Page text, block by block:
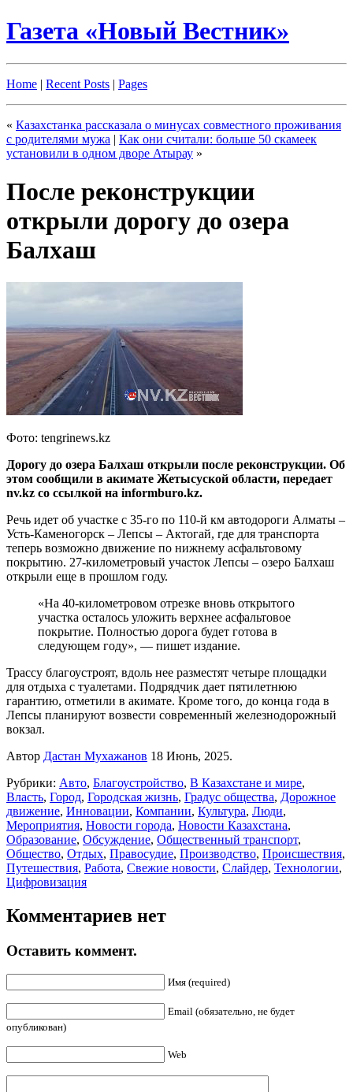
Газета «Новый Вестник»
Home | Recent Posts | Pages
« Казахстанка рассказала о минусах совместного проживания
с родителями мужа | Как они считали: больше 50 скамеек
установили в одном дворе Атырау »
После реконструкции
открыли дорогу до озера
Балхаш
Фото: tengrinews.kz
Дорогу до озера Балхаш открыли после реконструкции. Об
этом сообщили в акимате Жетысуской области, передает
nv.kz со ссылкой на informburo.kz.
Речь идет об участке с 35-го по 110-й км автодороги Алматы –
Усть-Каменогорск – Лепсы – Актогай, где для транспорта
теперь возможно движение по нижнему асфальтовому
покрытию. 27-километровый участок Лепсы – озеро Балхаш
открыли еще в прошлом году.
«На 40-километровом отрезке вновь открытого
участка осталось уложить верхнее асфальтовое
покрытие. Полностью дорога будет готова в
следующем году», — пишет издание.
Трассу благоустроят, вдоль нее разместят четыре площадки
для отдыха с туалетами. Подрядчик дает пятилетнюю
гарантию, отметили в акимате. Кроме того, до конца года в
Лепсы планируют возвести современный железнодорожный
вокзал.
Автор Дастан Мухажанов 18 Июнь, 2025.
Рубрики: Авто, Благоустройство, В Казахстане и мире,
Власть, Город, Городская жизнь, Градус общества, Дорожное
движение, Инновации, Компании, Культура, Люди,
Мероприятия, Новости города, Новости Казахстана,
Образование, Обсуждение, Общественный транспорт,
Общество, Отдых, Правосудие, Производство, Происшествия,
Путешествия, Работа, Свежие новости, Слайдер, Технологии,
Цифровизация
Комментариев нет
Оставить коммент.
Имя (required)
Email (обязательно, не будет
опубликован)
Web